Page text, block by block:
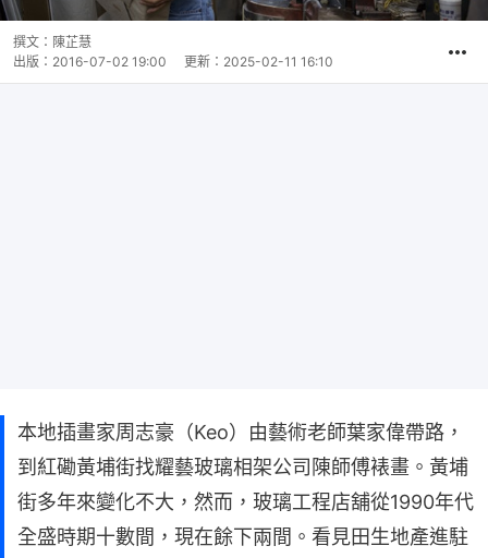
撰文： 陳芷慧
出版： 2016-07-02 19:00 更新： 2025-02-11 16:10
本地插畫家周志豪（Keo）由藝術老師葉家偉帶路，
到紅磡黃埔街找耀藝玻璃相架公司陳師傅裱畫。黃埔
街多年來變化不大，然而，玻璃工程店舖從1990年代
全盛時期十數間，現在餘下兩間。看見田生地產進駐